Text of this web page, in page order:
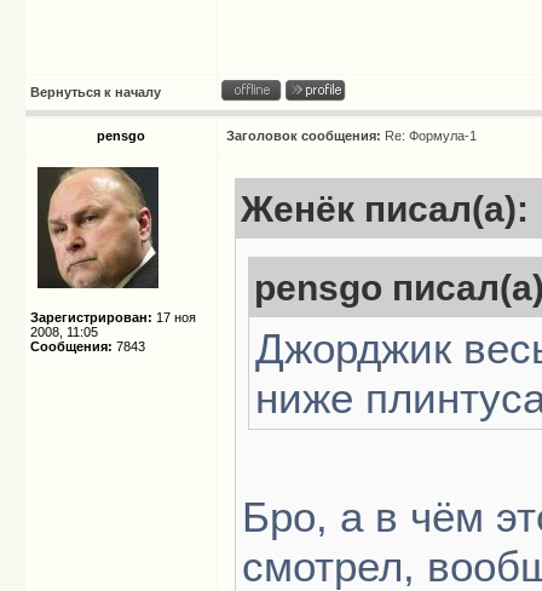
Вернуться к началу
pensgo Заголовок сообщения: Re: Формула-1
Зарегистрирован: 17 ноя
2008, 11:05
Сообщения: 7843
Женёк писал(а):
pensgo
Джорджик
ниже
Бро, а в чём
смотрел,